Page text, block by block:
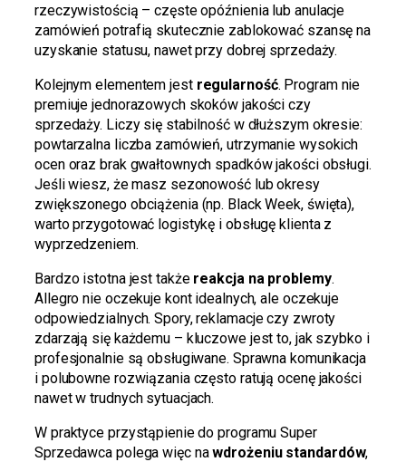
rzeczywistością – częste opóźnienia lub anulacje
zamówień potrafią skutecznie zablokować szansę na
uzyskanie statusu, nawet przy dobrej sprzedaży.
Kolejnym elementem jest regularność. Program nie
premiuje jednorazowych skoków jakości czy
sprzedaży. Liczy się stabilność w dłuższym okresie:
powtarzalna liczba zamówień, utrzymanie wysokich
ocen oraz brak gwałtownych spadków jakości obsługi.
Jeśli wiesz, że masz sezonowość lub okresy
zwiększonego obciążenia (np. Black Week, święta),
warto przygotować logistykę i obsługę klienta z
wyprzedzeniem.
Bardzo istotna jest także reakcja na problemy.
Allegro nie oczekuje kont idealnych, ale oczekuje
odpowiedzialnych. Spory, reklamacje czy zwroty
zdarzają się każdemu – kluczowe jest to, jak szybko i
profesjonalnie są obsługiwane. Sprawna komunikacja
i polubowne rozwiązania często ratują ocenę jakości
nawet w trudnych sytuacjach.
W praktyce przystąpienie do programu Super
Sprzedawca polega więc nawdrożeniu standardów,